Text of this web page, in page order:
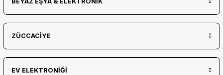
ZÜCCACİYE
EV ELEKTRONİĞİ